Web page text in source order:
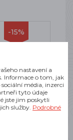
-15%
nastavení a
Informace o tom, jak
média, inzerci
tyto údaje
jste jim poskytli
služby. Podrobné